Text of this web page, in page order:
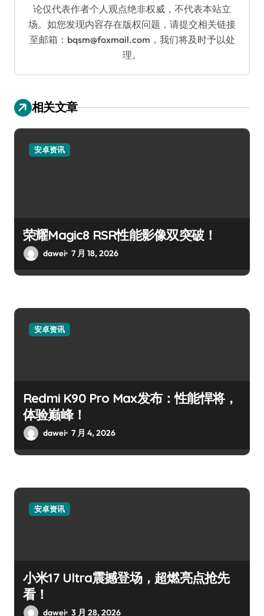
论仅代表作者个人观点绝非权威，不代表本站立
场。如您发现内容存在版权问题，请提交相关链接
至邮箱：bqsm@foxmail.com，我们将及时予以处
理。
相关文章
安卓资讯
荣耀Magic8 RSR性能影像双突破！
dawei 7 月 18, 2026
安卓资讯
Redmi K90 Pro Max发布：性能悍将，
体验巅峰！
dawei 7 月 4, 2026
安卓资讯
小米17 Ultra震撼登场，超燃亮点抢先
看！
dawei 3 月 28, 2026